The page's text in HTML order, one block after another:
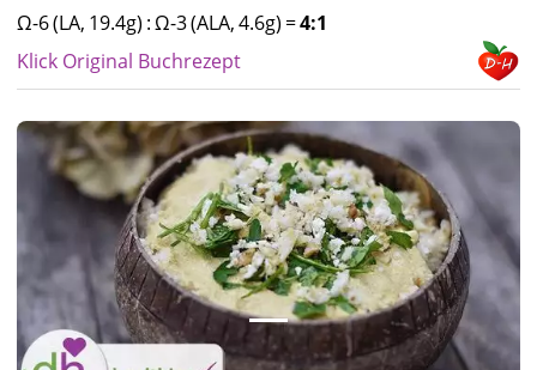
Ω-6 (LA, 19.4g) :Ω-3 (ALA, 4.6g) =4:1
Klick Original Buchrezept